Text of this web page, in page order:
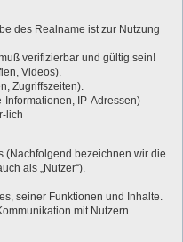
des Realname ist zur Nutzung
verifizierbar und gültig sein!
Videos).
Zugriffszeiten).
Informationen, IP-Adressen) -
lich
(Nachfolgend bezeichnen wir die
als „Nutzer“).
seiner Funktionen und Inhalte.
mit Nutzern.